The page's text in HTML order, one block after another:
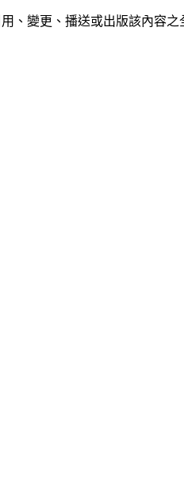
、變更、播送或出版該內容